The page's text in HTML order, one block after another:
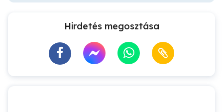
Hirdetés megosztása